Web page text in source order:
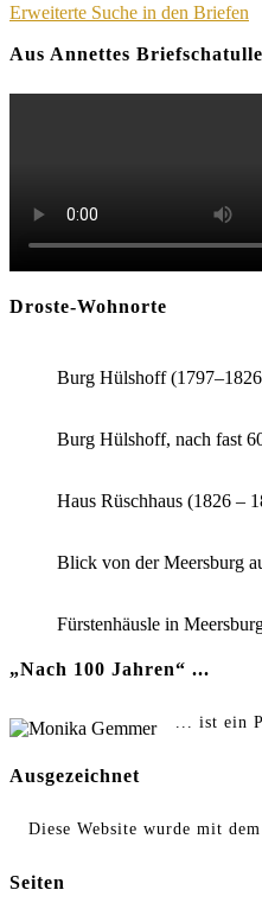
Erweiterte Suche in den Briefen
Aus Annettes Briefschatulle
Droste-Wohnorte
Burg Hülshoff
Burg Hülshoff, nach fast
Haus Rüschhaus (1826 –
Blick von der Meersburg
Fürstenhäusle in
„Nach 100 Jahren“ ...
... ist ein
Ausgezeichnet
Diese Website wurde mit
Seiten